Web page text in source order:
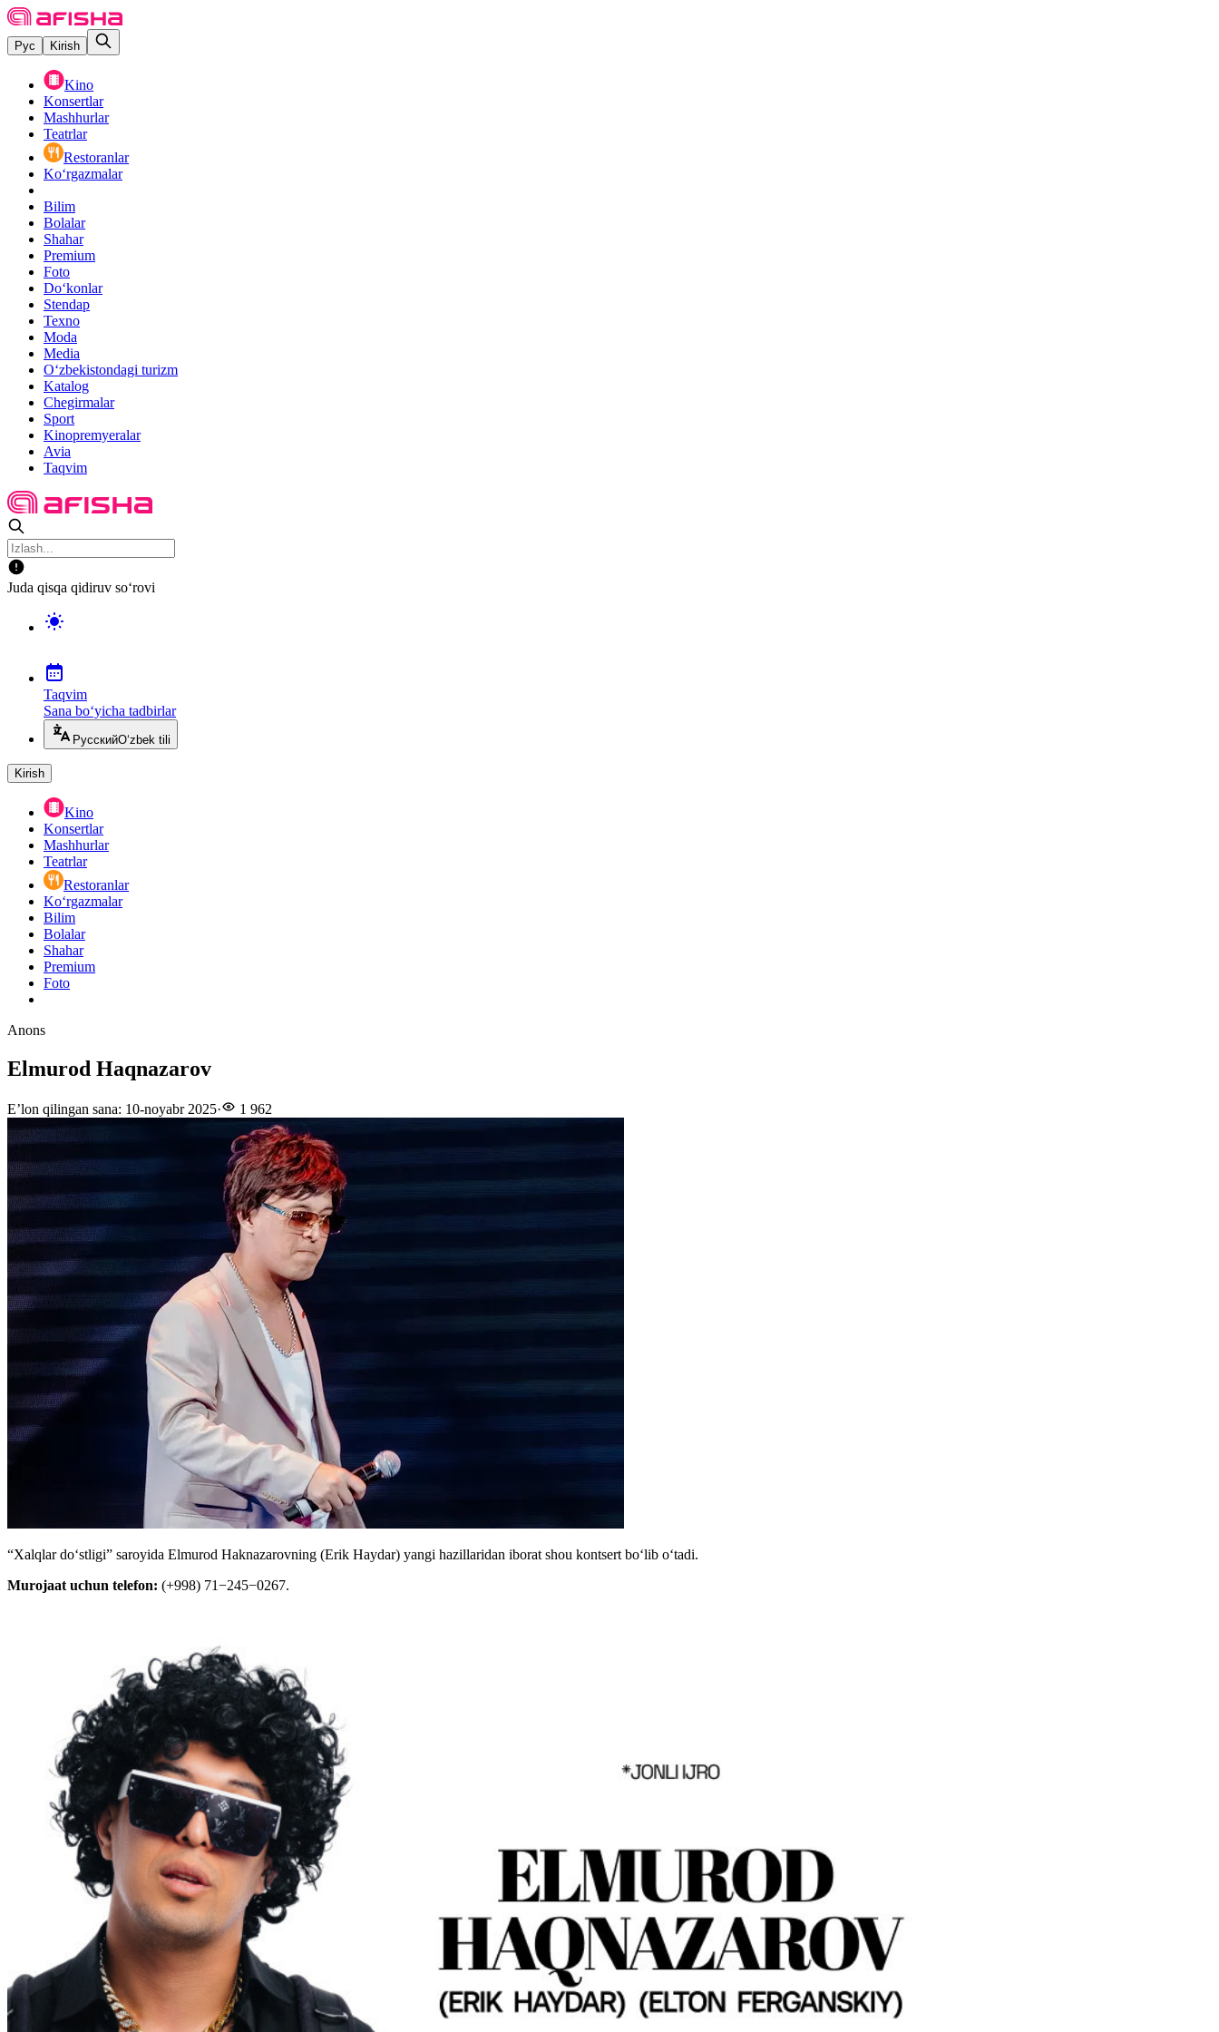
Рус Kirish
Kino
Konsertlar
Mashhurlar
Teatrlar
Restoranlar
Ko‘rgazmalar
Bilim
Bolalar
Shahar
Premium
Foto
Do‘konlar
Stendap
Texno
Moda
Media
O‘zbekistondagi turizm
Katalog
Chegirmalar
Sport
Kinopremyeralar
Avia
Taqvim
Juda qisqa qidiruv so‘rovi
Taqvim
Sana bo‘yicha tadbirlar
РусскийO‘zbek tili
Kirish
Kino
Konsertlar
Mashhurlar
Teatrlar
Restoranlar
Ko‘rgazmalar
Bilim
Bolalar
Shahar
Premium
Foto
Anons
Elmurod Haqnazarov
E’lon qilingan sana: 10-noyabr 2025· 1 962
“Xalqlar doʻstligi” saroyida Elmurod Haknazarovning (Erik Haydar) yangi hazillaridan iborat shou kontsert boʻlib oʻtadi.
Murojaat uchun telefon: (+998) 71−245−0267.